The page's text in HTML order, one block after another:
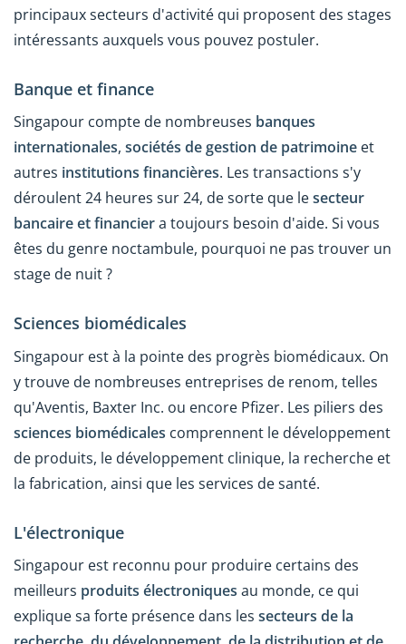
principaux secteurs d'activité qui proposent des stages
intéressants auxquels vous pouvez postuler.
Banque et finance
Singapour compte de nombreuses banques
internationales, sociétés de gestion de patrimoine et
autres institutions financières. Les transactions s'y
déroulent 24 heures sur 24, de sorte que lesecteur
bancaire et financiera toujours besoin d'aide. Si vous
êtes du genre noctambule, pourquoi ne pas trouver un
stage de nuit ?
Sciences biomédicales
Singapour est à la pointe des progrès biomédicaux. On
y trouve de nombreuses entreprises de renom, telles
qu'Aventis, Baxter Inc. ou encore Pfizer. Les piliers des
sciences biomédicales comprennent le développement
de produits, le développement clinique, la recherche et
la fabrication, ainsi que les services de santé.
L'électronique
Singapour est reconnu pour produire certains des
meilleurs produits électroniques au monde, ce qui
explique sa forte présence dans les secteurs de la